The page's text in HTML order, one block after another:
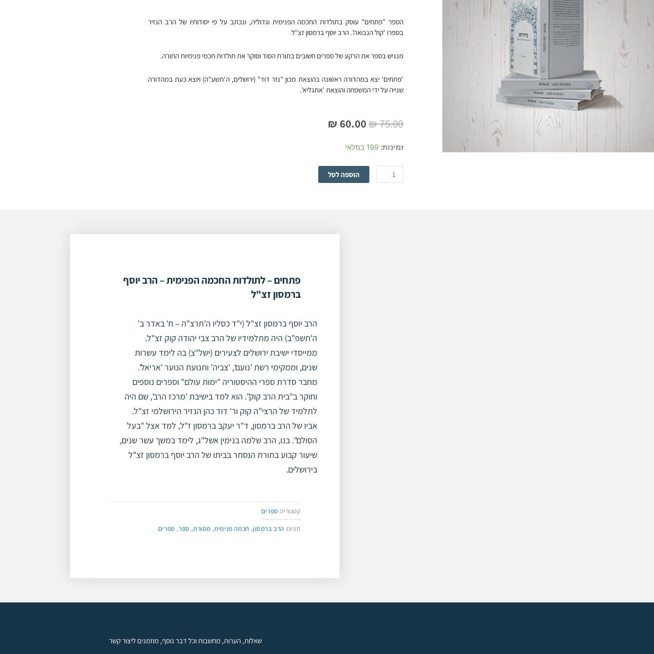
הספר "פתחים" עוסק בתולדות החכמה הפנימית וגדוליה, ונכתב על פי יסודותיו של הרב הנזיר
בספרו 'קול הנבואה'. הרב יוסף ברמסון זצ"ל
מנגיש בספר את הרקע של ספרים חשובים בתורת הסוד וסוקר את תולדות חכמי פנימיות התורה.
'פתחים' יצא במהדורה ראשונה בהוצאת מכון "נזר דוד" (ירושלים, ה'תשע"ה) ויוצא כעת במהדורה
שנייה על ידי המשפחה והוצאת 'אתגליא'.
₪75.00
המחיר
היה:
₪ 60.00
זמינות: 199 במלאי
כמות
פתחים
-
הוספה לסל
פתחים – לתולדות החכמה הפנימית – הרב יוסף
ברמסון זצ"ל
הרב יוסף ברמסון זצ"ל (י"ד כסליו ה'תרצ"ה – ח' באדר ב'
ה'תשפ"ב) היה מתלמידיו של הרב צבי יהודה קוק זצ"ל.
ממייסדי ישיבת ירושלים לצעירים (ישל"צ) בה לימד עשרות
שנים, וממקימי רשת 'נועם', 'צביה' ותנועת הנוער 'אריאל'.
מחבר סדרת ספרי ההיסטוריה "ימות עולם" וספרים נוספים
וחוקר ב"בית הרב קוק". הוא למד בישיבת 'מרכז הרב', שם היה
לתלמיד של הרצי"ה קוק ור' דוד כהן הנזיר הירושלמי זצ"ל.
אביו של הרב ברמסון, ד"ר יעקב ברמסון ז"ל, למד אצל "בעל
הסולם". בנו, הרב שלמה בנימין אשל"ג, לימד במשך עשר שנים,
שיעור קבוע בתורת הנסתר בביתו של הרב יוסף ברמסון זצ"ל
בירושלים.
קטגוריה ספרים
תגיות הרב ברמסון, חכמה פנימית, מסורת, ספר, ספרים
שאלות, הערות, מחשבות וכל דבר נוסף, מוזמנים ליצור קשר